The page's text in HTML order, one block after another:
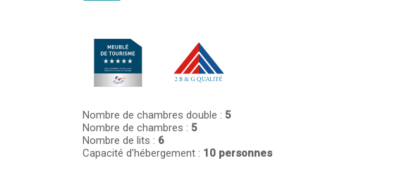
Nombre de chambres double : 5
Nombre de chambres : 5
Nombre de lits : 6
Capacité d'hébergement : 10 personnes